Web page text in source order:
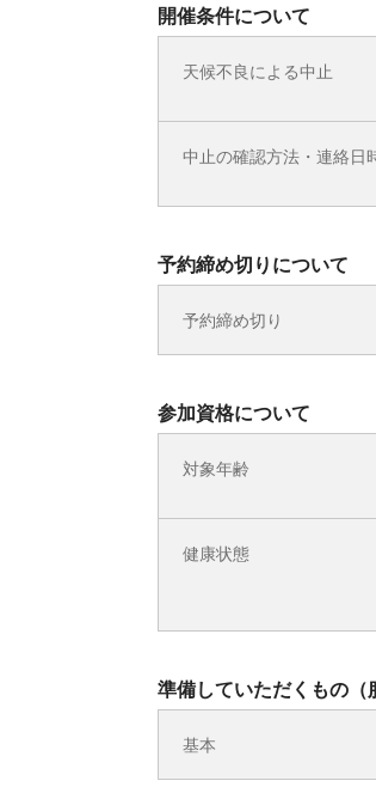
開催条件について
天候不良による中止
中止の確認方法・連絡日
予約締め切りについて
予約締め切り
参加資格について
対象年齢
健康状態
準備していただくもの（
基本